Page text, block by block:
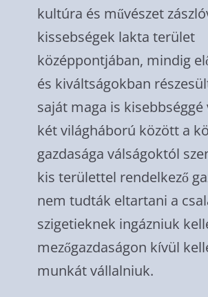
kultúra és művészet
kissebségek lakta terület
középpontjában, mindig
és kiváltságokban
saját maga is kisebbséggé
két világháború között a
gazdasága válságoktól
kis területtel rendelkező
nem tudták eltartani a
szigetieknek ingázniuk
mezőgazdaságon kívül
munkát vállalniuk.